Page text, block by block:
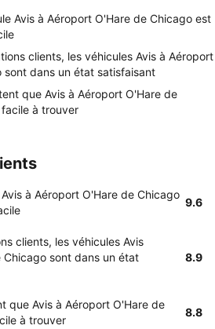
Avis à Aéroport O'Hare de Chicago est
clients, les véhicules Avis à Aéroport
sont dans un état satisfaisant
que Avis à Aéroport O'Hare de
à trouver
à Aéroport O'Hare de Chicago
9.6
clients, les véhicules Avis
sont dans un état
8.9
que Avis à Aéroport O'Hare de
à trouver
8.8